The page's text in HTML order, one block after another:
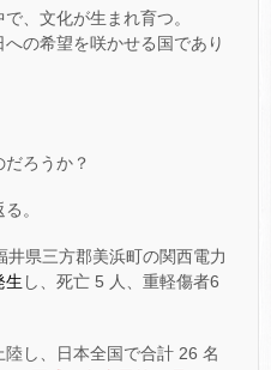
、文化が生まれ育つ。
の希望を咲かせる国であり
ろうか？
。
県三方郡美浜町の関西電力
生 し、死亡 5 人、重軽傷者6
し、日本全国で合計 26 名